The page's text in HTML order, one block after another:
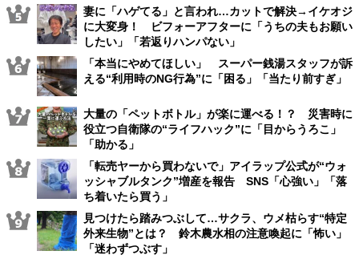
妻に「ハゲてる」と言われ…カットで解決→イケオジ
に大変身！ ビフォーアフターに「うちの夫もお願い
したい」「若返りハンパない」
「本当にやめてほしい」 スーパー銭湯スタッフが訴
える“利用時のNG行為”に「困る」「当たり前すぎ」
大量の「ペットボトル」が楽に運べる！？ 災害時に
役立つ自衛隊の“ライフハック”に「目からうろこ」
「助かる」
「転売ヤーから買わないで」アイラップ公式が“ウォ
ッシャブルタンク”増産を報告 SNS「心強い」「落
ち着いたら買う」
見つけたら踏みつぶして…サクラ、ウメ枯らす“特定
外来生物”とは？ 鈴木農水相の注意喚起に「怖い」
「迷わずつぶす」